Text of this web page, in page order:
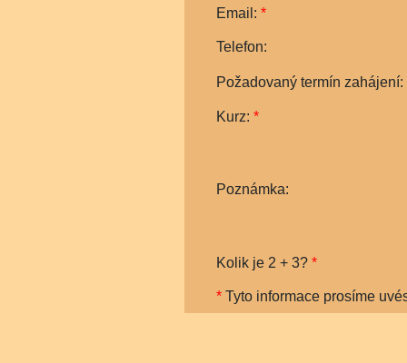
Email: *
Telefon:
Požadovaný termín zahájení:
Kurz: *
Poznámka:
Kolik je 2 + 3? *
* Tyto informace prosíme